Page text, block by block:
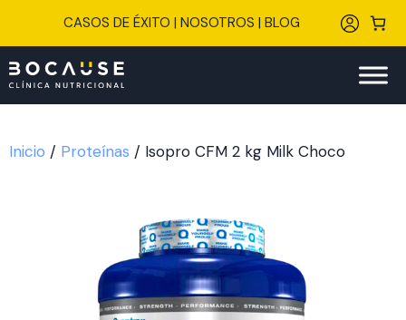
CASOS DE ÉXITO | NOSOTROS | BLOG
Inicio / Proteínas / Isopro CFM 2 kg Milk Choco